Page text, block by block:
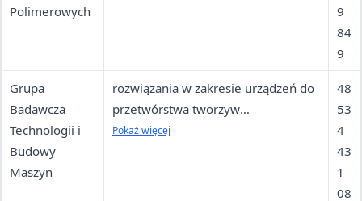
Polimerowych
9
84
9
Grupa
Badawcza
Technologii i
Budowy
Maszyn
rozwiązania w zakresie urządzeń do
przetwórstwa tworzyw
polimerowych
Pokaż więcej
48
53
4
43
1
08